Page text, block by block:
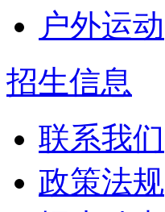
户外运动
招生信息
联系我们
政策法规